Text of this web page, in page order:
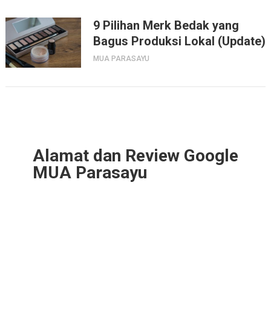
9 Pilihan Merk Bedak yang
Bagus Produksi Lokal (Update)
MUA PARASAYU
Alamat dan Review Google
MUA Parasayu